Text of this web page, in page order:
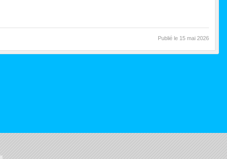
Publié le 15 mai 2026